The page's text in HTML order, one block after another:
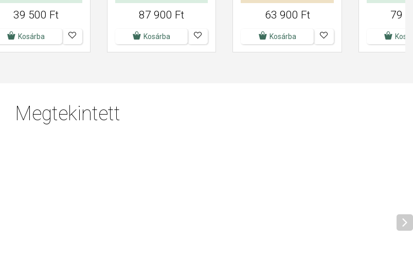
39 500 Ft
Kosárba
87 900 Ft
Kosárba
63 900 Ft
Kosárba
79
Megtekintett